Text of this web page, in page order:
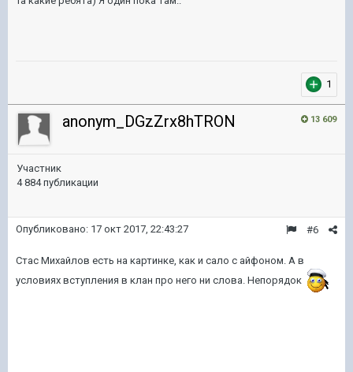
1
13 609
anonym_DGzZrx8hTRON
Участник
4 884 публикации
#6
Опубликовано: 17 окт 2017, 22:43:27
Стас Михайлов есть на картинке, как и сало с айфоном. А в
условиях вступления в клан про него ни слова. Непорядок